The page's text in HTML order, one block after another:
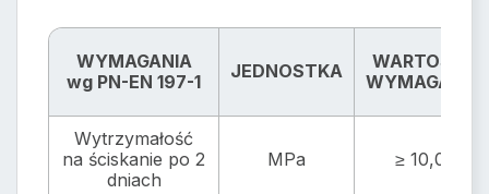
WYMAGANIA
wg PN-EN 197-1
JEDNOSTKA
WARTOŚCI
WYMAGANE
Wytrzymałość
na ściskanie po 2
dniach
MPa ≥ 10,0